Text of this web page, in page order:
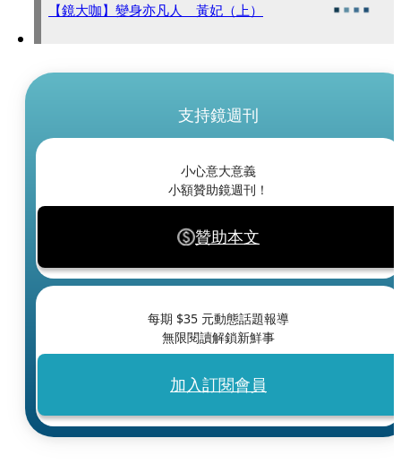
【鏡大咖】變身亦凡人 黃妃（上）
支持鏡週刊
小心意大意義
小額贊助鏡週刊！
贊助本文
每期 $35 元動態話題報導
無限閱讀解鎖新鮮事
加入訂閱會員